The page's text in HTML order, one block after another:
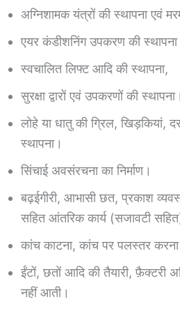
अग्निशामक यंत्रों की स्थापना एवं
एयर कंडीशनिंग उपकरण की
स्वचालित लिफ्ट आदि की स्थापना,
सुरक्षा द्वारों एवं उपकरणों की स्थापना।
लोहे या धातु की ग्रिल, खिड़कियां,
स्थापना।
सिंचाई अवसंरचना का निर्माण।
बढ़ईगीरी, आभासी छत, प्रकाश
सहित आंतरिक कार्य (सजावटी
कांच काटना, कांच पर पलस्तर
ईंटों, छतों आदि की तैयारी, फ़ैक्टरी
नहीं आती।